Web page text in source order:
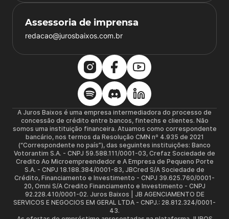
Assessoria de imprensa
redacao@jurosbaixos.com.br
A Juros Baixos é uma empresa intermediadora do processo de
concessão de crédito entre bancos, fintechs e clientes. Não
somos uma instituição financeira. Atuamos como correspondente
bancário, nos termos da Resolução CMN nº 4.935 de 2021
(“Correspondente no país”), das seguintes instituições: Banco
Votorantim S.A. - CNPJ 59.588.111/0001-03, Crefaz Sociedade de
Credito Ao Microempreendedor e A Empresa de Pequeno Porte
S.A. - CNPJ 18.188.384/0001-83, JBCred S/A Sociedade de
Crédito, Financiamento e Investimento - CNPJ 39.625.760/0001-
20, Omni S/A Credito Financiamento e Investimento - CNPJ
92.228.410/0001-02. Juros Baixos | JB AGENCIAMENTO DE
SERVICOS E NEGOCIOS EM GERAL LTDA - CNPJ.: 28.812.324/0001-
43.